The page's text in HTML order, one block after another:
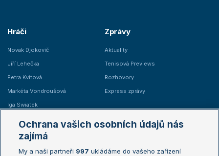
Hráči
Novak Djokovič
Jiří Lehečka
Petra Kvitová
Markéta Vondroušová
Iga Swiatek
Zprávy
Aktuality
Tenisová Previews
Rozhovory
Express zprávy
Žebříčky
Žebříček ATP (muži)
Australian Open
Ochrana vašich osobních údajů nás
zajímá
My a naši partneři 997 ukládáme do vašeho zařízení